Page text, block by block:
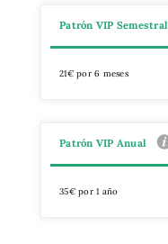
Patrón VIP Semestral
21€ por 6 meses
Patrón VIP Anual
35€ por 1 año